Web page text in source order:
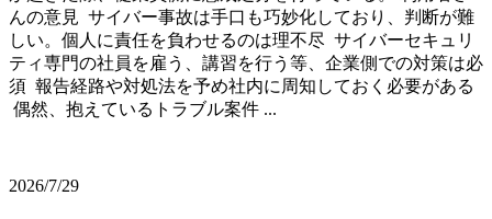
んの意見 サイバー事故は手口も巧妙化しており、判断が難
しい。個人に責任を負わせるのは理不尽 サイバーセキュリ
ティ専門の社員を雇う、講習を行う等、企業側での対策は必
須 報告経路や対処法を予め社内に周知しておく必要がある
偶然、抱えているトラブル案件 ...
2026/7/29